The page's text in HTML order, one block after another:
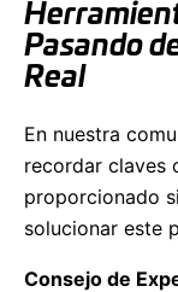
Pasando
Real
En nuestra
recordar claves
proporcionado
solucionar este
Consejo de